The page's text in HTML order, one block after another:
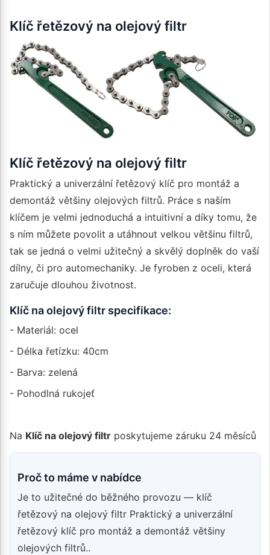
Klíč řetězový na olejový filtr
Klíč řetězový na olejový filtr
Praktický a univerzální řetězový klíč pro montáž a
demontáž většiny olejových filtrů. Práce s naším
klíčem je velmi jednoduchá a intuitivní a díky tomu, že
s ním můžete povolit a utáhnout velkou většinu filtrů,
tak se jedná o velmi užitečný a skvělý doplněk do vaší
dílny, či pro automechaniky. Je fyroben z oceli, která
zaručuje dlouhou životnost.
Klíč na olejový filtr specifikace:
- Materiál: ocel
- Délka řetízku: 40cm
- Barva: zelená
- Pohodlná rukojeť
Na Klíč na olejový filtr poskytujeme záruku 24 měsíců
Proč to máme v nabídce
Je to užitečné do běžného provozu — klíč
řetězový na olejový filtr Praktický a univerzální
řetězový klíč pro montáž a demontáž většiny
olejových filtrů..